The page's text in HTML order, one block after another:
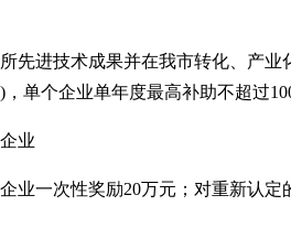
先进技术成果并在我市转化、产
单个企业单年度最高补助不超过
业
业一次性奖励20万元；对重新认